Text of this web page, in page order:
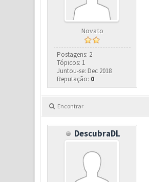
Novato
Postagens: 2
Tópicos: 1
Juntou-se: Dec 2018
Reputação: 0
Encontrar
DescubraDL